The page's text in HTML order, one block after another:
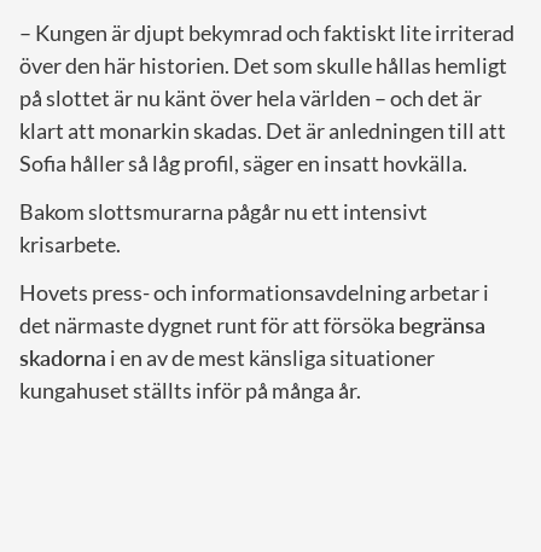
– Kungen är djupt bekymrad och faktiskt lite irriterad
över den här historien. Det som skulle hållas hemligt
på slottet är nu känt över hela världen – och det är
klart att monarkin skadas. Det är anledningen till att
Sofia håller så låg profil, säger en insatt hovkälla.
Bakom slottsmurarna pågår nu ett intensivt
krisarbete.
Hovets press- och informationsavdelning arbetar i
det närmaste dygnet runt för att försöka begränsa
skadorna i en av de mest känsliga situationer
kungahuset ställts inför på många år.